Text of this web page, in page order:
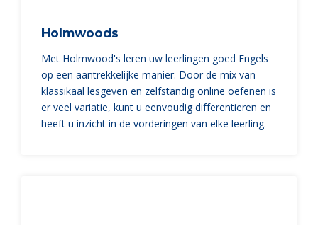
Holmwoods
Met Holmwood's leren uw leerlingen goed Engels
op een aantrekkelijke manier. Door de mix van
klassikaal lesgeven en zelfstandig online oefenen is
er veel variatie, kunt u eenvoudig differentieren en
heeft u inzicht in de vorderingen van elke leerling.